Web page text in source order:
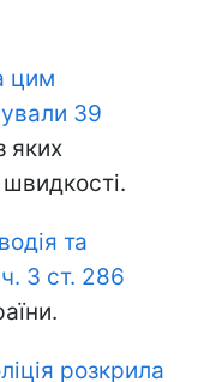
цим
39
яких
та
3 ст. 286
розкрила